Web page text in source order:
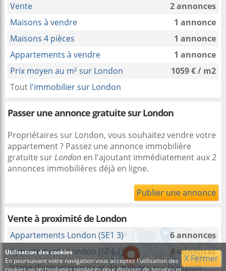
Vente
2 annonces
Maisons à vendre
1 annonce
Maisons 4 pièces
1 annonce
Appartements à vendre
1 annonce
Prix moyen au m² sur London
1059 € / m2
Tout l'immobilier sur London
Passer une annonce gratuite sur London
Propriétaires sur London, vous souhaitez vendre votre
appartement ? Passez une annonce immobilière
gratuite surLondon en l'ajoutant immédiatement aux 2
annonces immobilières déjà en ligne.
Publier une annonce
Vente à proximitéde London
Appartements London (SE1 3)
6 annonces
Appartements London (SE4 1)
4 annonces
Vente d'appartements et de maisons sur la région
X Fermer
Utilisation des cookies
En poursuivant votre navigation vous acceptez l'utilisation des
cookies ou technologies similaires pour disposer de services et